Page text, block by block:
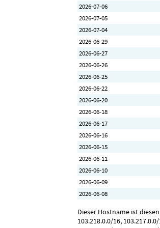
2026-07-06
2026-07-05
2026-07-04
2026-06-29
2026-06-27
2026-06-26
2026-06-25
2026-06-22
2026-06-20
2026-06-18
2026-06-17
2026-06-16
2026-06-15
2026-06-11
2026-06-10
2026-06-09
2026-06-08
Dieser Hostname ist
103.218.0.0/16,